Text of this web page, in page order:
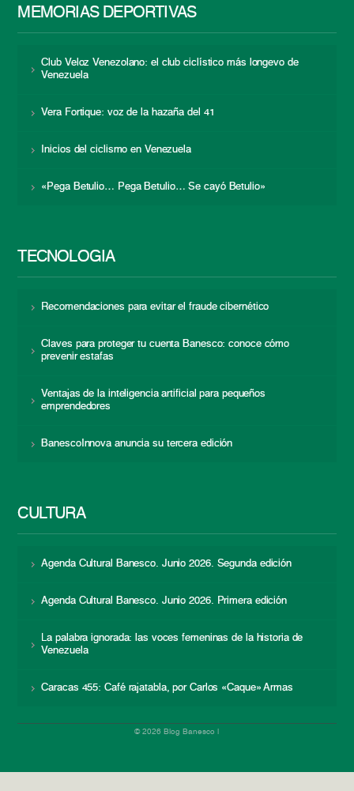
MEMORIAS DEPORTIVAS
Club Veloz Venezolano: el club ciclístico más longevo de
Venezuela
Vera Fortique: voz de la hazaña del 41
Inicios del ciclismo en Venezuela
«Pega Betulio… Pega Betulio… Se cayó Betulio»
TECNOLOGÍA
Recomendaciones para evitar el fraude cibernético
Claves para proteger tu cuenta Banesco: conoce cómo
prevenir estafas
Ventajas de la inteligencia artificial para pequeños
emprendedores
BanescoInnova anuncia su tercera edición
CULTURA
Agenda Cultural Banesco. Junio 2026. Segunda edición
Agenda Cultural Banesco. Junio 2026. Primera edición
La palabra ignorada: las voces femeninas de la historia de
Venezuela
Caracas 455: Café rajatabla, por Carlos «Caque» Armas
© 2026 Blog Banesco |